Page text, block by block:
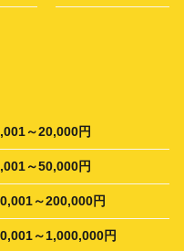
～20,000円
～50,000円
～200,000円
～1,000,000円